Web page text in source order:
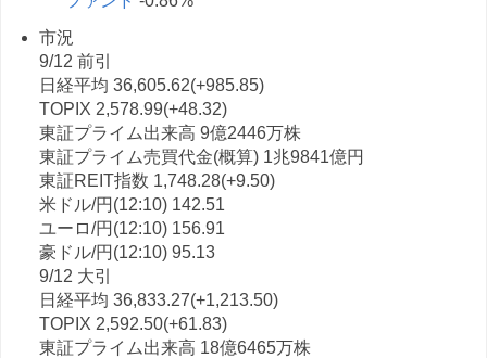
市況
9/12 前引
日経平均 36,605.62(+985.85)
TOPIX 2,578.99(+48.32)
東証プライム出来高 9億2446万株
東証プライム売買代金(概算) 1兆9841億円
東証REIT指数 1,748.28(+9.50)
米ドル/円(12:10) 142.51
ユーロ/円(12:10) 156.91
豪ドル/円(12:10) 95.13
9/12 大引
日経平均 36,833.27(+1,213.50)
TOPIX 2,592.50(+61.83)
東証プライム出来高 18億6465万株